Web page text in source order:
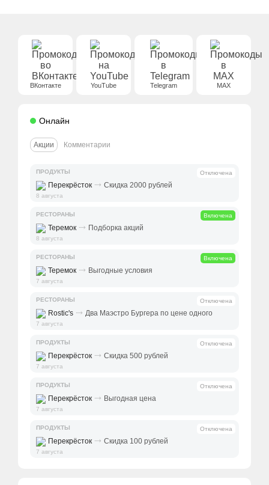
ВКонтакте YouTube Telegram MAX
Онлайн
Акции Комментарии
ПРОДУКТЫ Отключена
Перекрёсток ⤑ Скидка 2000 рублей
8 августа
РЕСТОРАНЫ Включена
Теремок ⤑ Подборка акций
8 августа
РЕСТОРАНЫ Включена
Теремок ⤑ Выгодные условия
7 августа
РЕСТОРАНЫ Отключена
Rostic's ⤑ Два Маэстро Бургера по цене одного
7 августа
ПРОДУКТЫ Отключена
Перекрёсток ⤑ Скидка 500 рублей
7 августа
ПРОДУКТЫ Отключена
Перекрёсток ⤑ Выгодная цена
7 августа
ПРОДУКТЫ Отключена
Перекрёсток ⤑ Скидка 100 рублей
7 августа